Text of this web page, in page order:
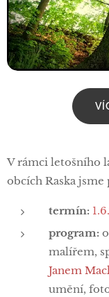
V rámci letošního
obcích Raska
termín:
program:
malířem,
Janem
umění,